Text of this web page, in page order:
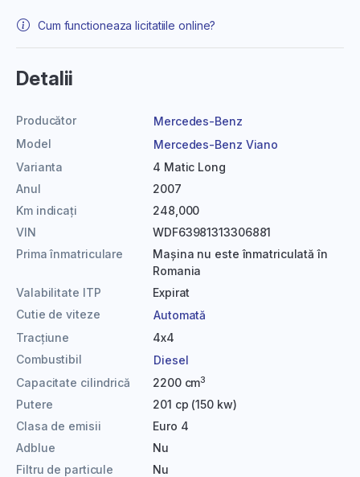
Cum functioneaza licitatiile online?
Detalii
Producător
Mercedes-Benz
Model
Mercedes-Benz Viano
Varianta
4 Matic Long
Anul
2007
Km indicați
248,000
VIN
WDF63981313306881
Prima înmatriculare
Mașina nu este înmatriculată în
Romania
Valabilitate ITP
Expirat
Cutie de viteze
Automată
Tracțiune
4x4
Combustibil
Diesel
Capacitate cilindrică
2200 cm3
Putere
201 cp (150 kw)
Clasa de emisii
Euro 4
Adblue
Nu
Filtru de particule
Nu